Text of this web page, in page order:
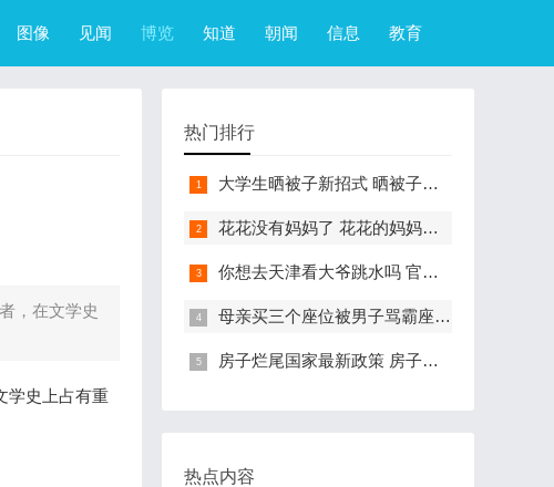
图像 见闻 博览 知道 朝闻 信息 教育
，在文学史
学史上占有重
热门排行
大学生晒被子新招式 晒被子新花样实在太机智
花花没有妈妈了 花花的妈妈是哪只大熊猫
你想去天津看大爷跳水吗 官方回应天津大爷跳水成打卡点
母亲买三个座位被男子骂霸座 女子买3个座位被无座大爷骂哭怎么回事
房子烂尾国家最新政策 房子烂尾了该找哪个部门解决?
热点内容